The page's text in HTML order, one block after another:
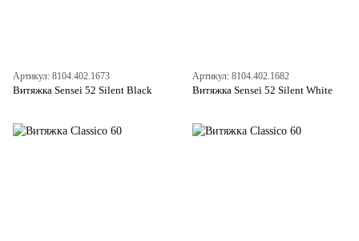
Артикул: 8104.402.1673
Витяжка Sensei 52 Silent Black
Артикул: 8104.402.1682
Витяжка Sensei 52 Silent White